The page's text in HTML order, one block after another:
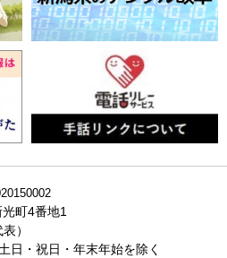
町4番地1
）
日・祝日・年末年始を除く